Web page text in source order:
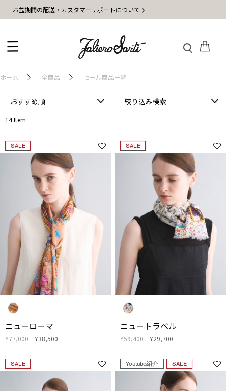
お盆期間の配送・カスタマーサポートについて
ホーム 全商品 セール商品一覧
おすすめ順 絞り込み検索
14 Item
SALE
ニューローマ
¥77,000 ¥38,500
SALE
ニュートラベル
¥59,400 ¥29,700
SALE Youtube紹介 SALE